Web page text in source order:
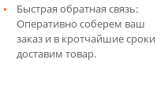
Быстрая обратная связь:
Оперативно соберем ваш
заказ и в кротчайшие сроки
доставим товар.